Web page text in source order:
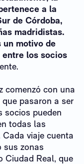
a la
de Córdoba,
madridistas.
un motivo de
los socios
comenzó con una
pasaron a ser
socios pueden
todas las
viaje cuenta
sus zonas
Ciudad Real, que